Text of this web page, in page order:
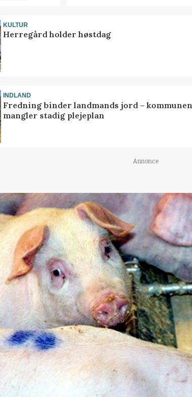
KULTUR
Herregård holder høstdag
INDLAND
Fredning binder landmands jord – kommunen
mangler stadig plejeplan
Annonce